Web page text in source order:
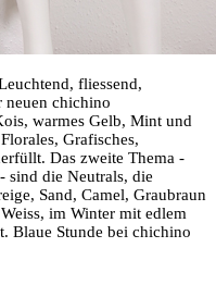
fliessend,
neuen chichino
warmes Gelb, Mint und
Grafisches,
Das zweite Thema -
sind die Neutrals, die
Sand, Camel, Graubraun
im Winter mit edlem
Blaue Stunde bei chichino